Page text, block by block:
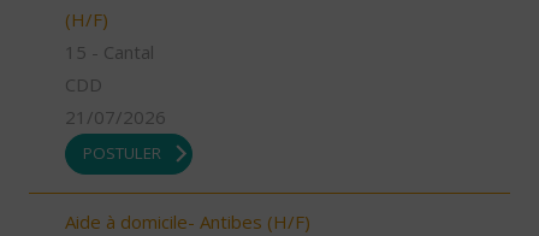
(H/F)
15 - Cantal
CDD
21/07/2026
POSTULER
Aide à domicile- Antibes (H/F)